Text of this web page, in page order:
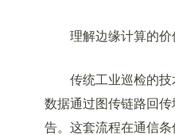
理解边缘计算的价
传统工业巡检的技术
数据通过图传链路回
告。这套流程在通信